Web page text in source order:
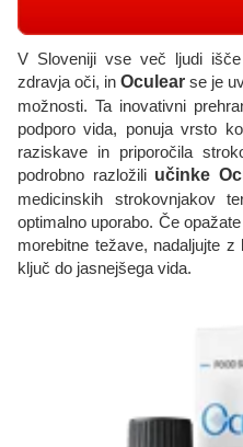
V Sloveniji vse več ljudi
zdravja oči, in Oculear se je
možnosti. Ta inovativni
podporo vida, ponuja vrsto
raziskave in priporočila
podrobno razložili učinke
medicinskih strokovnjakov
optimalno uporabo. Če
morebitne težave, nadaljujte
ključ do jasnejšega vida.